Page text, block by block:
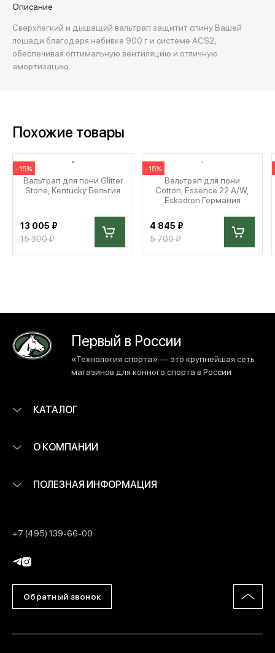
Описание
Сверхлегкий и дышащий вальтрап защитит спину Вашей
лошади благодаря набивке 900 г и системе ACS2,
обеспечивая оптимальную вентиляцию и отличную
амортизацию.
Похожие товары
-15%
Вальтрап для пони Glitter
Stone, Kentucky Бельгия
13 005 ₽
15 300 ₽
-15%
Вальтрап для пони
Cotton, Essence 22 A/W,
Eskadron Германия
4 845 ₽
5 700 ₽
Первый в России
«Технология спорта» — это крупнейшая сеть
магазинов для конного спорта в России
КАТАЛОГ
О КОМПАНИИ
ПОЛЕЗНАЯ ИНФОРМАЦИЯ
+7 (495) 139-66-00
Обратный звонок